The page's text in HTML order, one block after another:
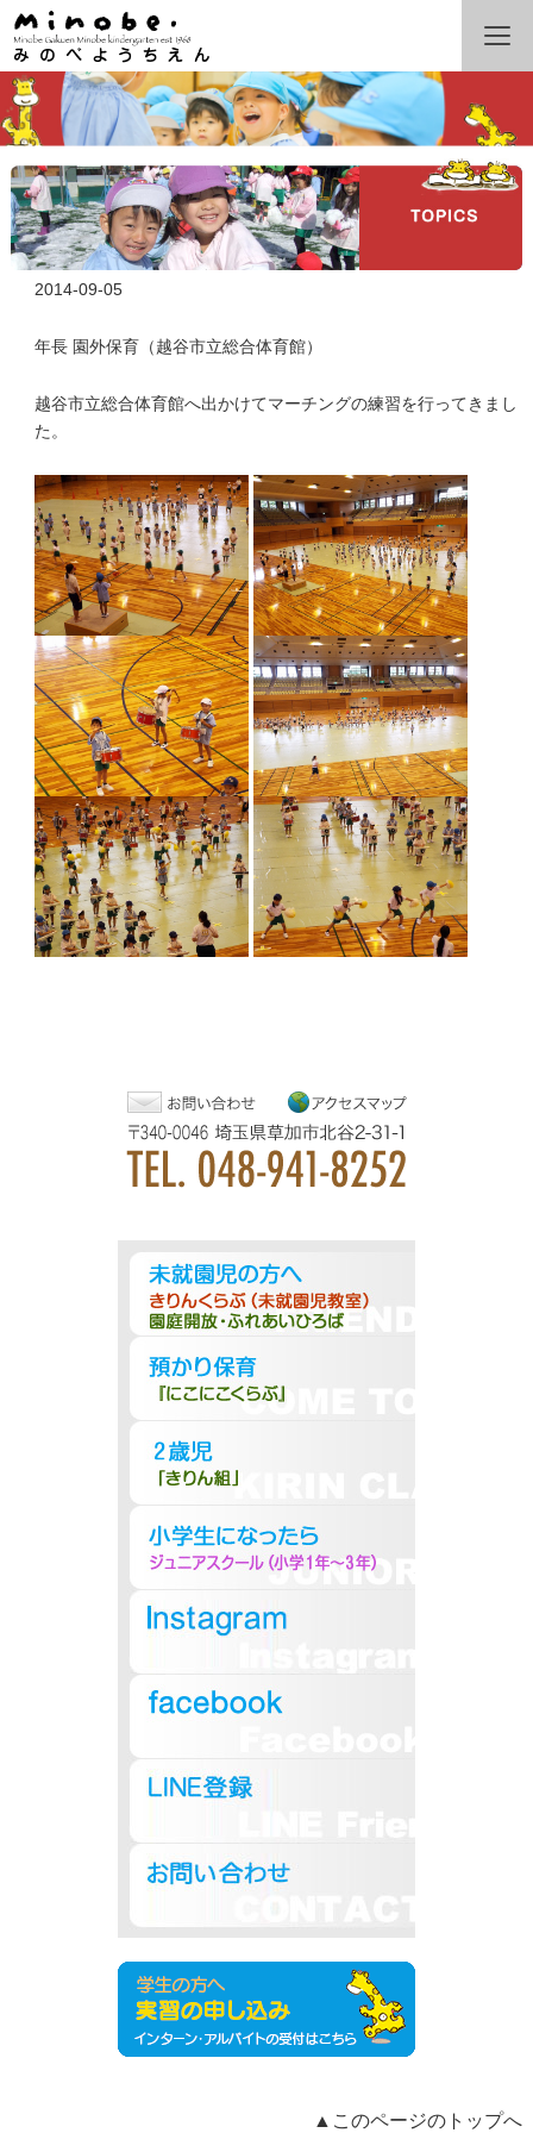
2014-09-05
年長 園外保育（越谷市立総合体育館）
越谷市立総合体育館へ出かけてマーチングの練習を行ってきまし
た。
▲このページのトップへ